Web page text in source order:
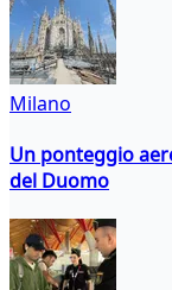
Milano
Un ponteggio
del Duomo